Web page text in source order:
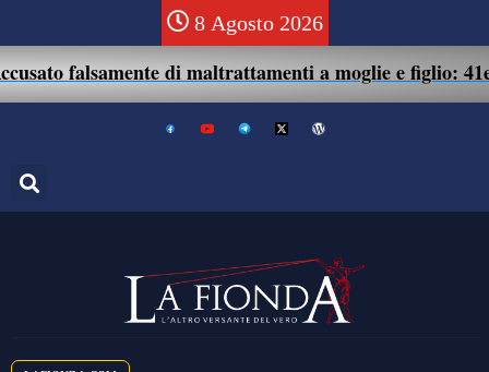
8 Agosto 2026
falsamente di maltrattamenti a moglie e figlio: 41enne